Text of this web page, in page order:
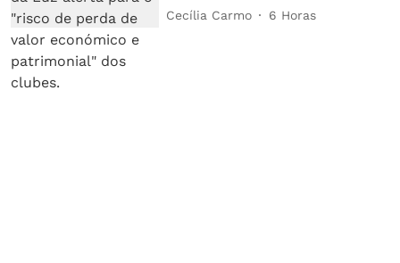
Cecília Carmo 6 Horas